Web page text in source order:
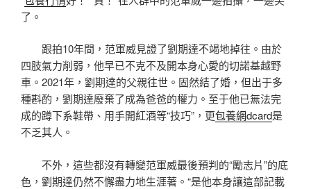
了。
跟拍10年間，范軍威見證了劉期達不竭地掉往。由於
四肢氣力削弱，他早已不克不及開本身心愛的切諾基越野
車。2021年，劉期達的父親往世。固然結了婚，但出于多
種斟酌，劉期達廢棄了成為爸爸的權力。至于他已無法完
成的蹲下系鞋帶、用手開紅酒等“技巧”，更包養網dcard是
不乏其人。
不外，這些都沒有轉變范軍威最後預判的“勵志片”的底
色，劉期達仍然不懈盡力地生涯著。“是他本身讓這部記載